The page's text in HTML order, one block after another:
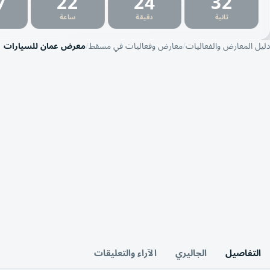
ساعة دقيقة ثانية
دليل المعارض والفعالياتمعارض وفعاليات في مسقطمعرض عمان للسيارات
التفاصيل الجاليري الآراء والتعليقات